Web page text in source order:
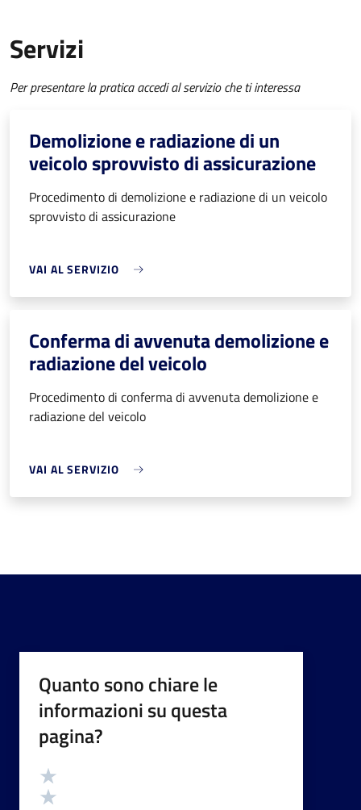
Servizi
Per presentare la pratica accedi al servizio che ti interessa
Demolizione e radiazione di un
veicolo sprovvisto di assicurazione
Procedimento di demolizione e radiazione di un veicolo
sprovvisto di assicurazione
VAI AL SERVIZIO
Conferma di avvenuta demolizione e
radiazione del veicolo
Procedimento di conferma di avvenuta demolizione e
radiazione del veicolo
VAI AL SERVIZIO
Quanto sono chiare le
informazioni su questa
pagina?
Valutazione